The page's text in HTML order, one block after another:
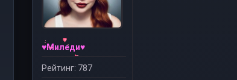
♥Миледи♥
Рейтинг: 787